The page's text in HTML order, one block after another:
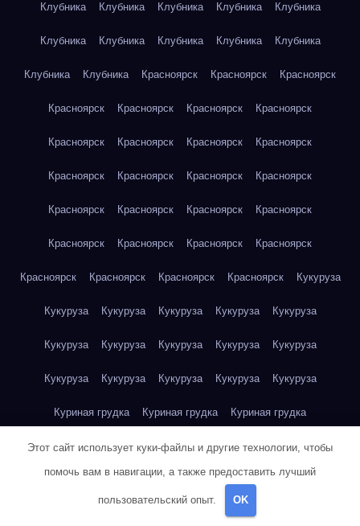
Клубника Клубника Клубника Клубника Клубника
Клубника Клубника Клубника Клубника Клубника
Клубника Клубника Красноярск Красноярск Красноярск
Красноярск Красноярск Красноярск Красноярск
Красноярск Красноярск Красноярск Красноярск
Красноярск Красноярск Красноярск Красноярск
Красноярск Красноярск Красноярск Красноярск
Красноярск Красноярск Красноярск Красноярск
Красноярск Красноярск Красноярск Красноярск Кукуруза
Кукуруза Кукуруза Кукуруза Кукуруза Кукуруза
Кукуруза Кукуруза Кукуруза Кукуруза Кукуруза
Кукуруза Кукуруза Кукуруза Кукуруза Кукуруза
Куриная грудка Куриная грудка Куриная грудка
Куриная грудка Куриная грудка Куриная грудка
Куриная грудка Куриная грудка
Куриное яйцо
Этот сайт использует куки-файлы и другие технологии, чтобы
помочь вам в навигации, а также предоставить лучший
пользовательский опыт. OK